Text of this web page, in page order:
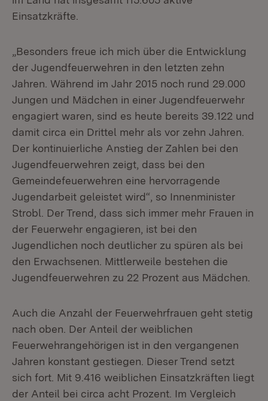
Einsatzkräfte.
„Besonders freue ich mich über die Entwicklung
der Jugendfeuerwehren in den letzten zehn
Jahren. Während im Jahr 2015 noch rund 29.000
Jungen und Mädchen in einer Jugendfeuerwehr
engagiert waren, sind es heute bereits 39.122 und
damit circa ein Drittel mehr als vor zehn Jahren.
Der kontinuierliche Anstieg der Zahlen bei den
Jugendfeuerwehren zeigt, dass bei den
Gemeindefeuerwehren eine hervorragende
Jugendarbeit geleistet wird“, so Innenminister
Strobl. Der Trend, dass sich immer mehr Frauen in
der Feuerwehr engagieren, ist bei den
Jugendlichen noch deutlicher zu spüren als bei
den Erwachsenen. Mittlerweile bestehen die
Jugendfeuerwehren zu 22 Prozent aus Mädchen.
Auch die Anzahl der Feuerwehrfrauen geht stetig
nach oben. Der Anteil der weiblichen
Feuerwehrangehörigen ist in den vergangenen
Jahren konstant gestiegen. Dieser Trend setzt
sich fort. Mit 9.416 weiblichen Einsatzkräften liegt
der Anteil bei circa acht Prozent. Im Vergleich